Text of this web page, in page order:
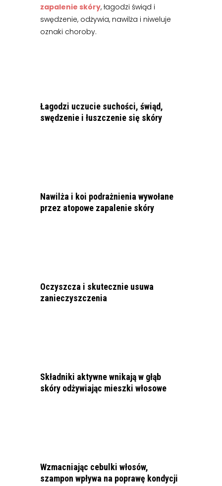
zapalenie skóry, łagodzi świąd i
swędzenie, odżywia, nawilża i niweluje
oznaki choroby.
Łagodzi uczucie suchości, świąd,
swędzenie i łuszczenie się skóry
Nawilża i koi podrażnienia wywołane
przez atopowe zapalenie skóry
Oczyszcza i skutecznie usuwa
zanieczyszczenia
Składniki aktywne wnikają w głąb
skóry odżywiając mieszki włosowe
Wzmacniając cebulki włosów,
szampon wpływa na poprawę kondycji